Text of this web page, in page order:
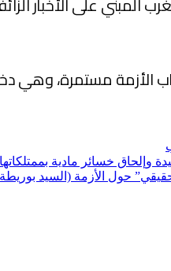
الأزمة مستمرة، وهي
وإلحاق خسائر مادية بممتلكاتها
حول الأزمة (السيد